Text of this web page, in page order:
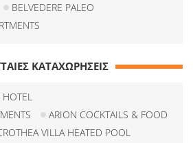
BELVEDERE PALEO
ΚΑΤΑΧΩΡΗΣΕΙΣ
HOTEL
ARION COCKTAILS & FOOD
VILLA HEATED POOL